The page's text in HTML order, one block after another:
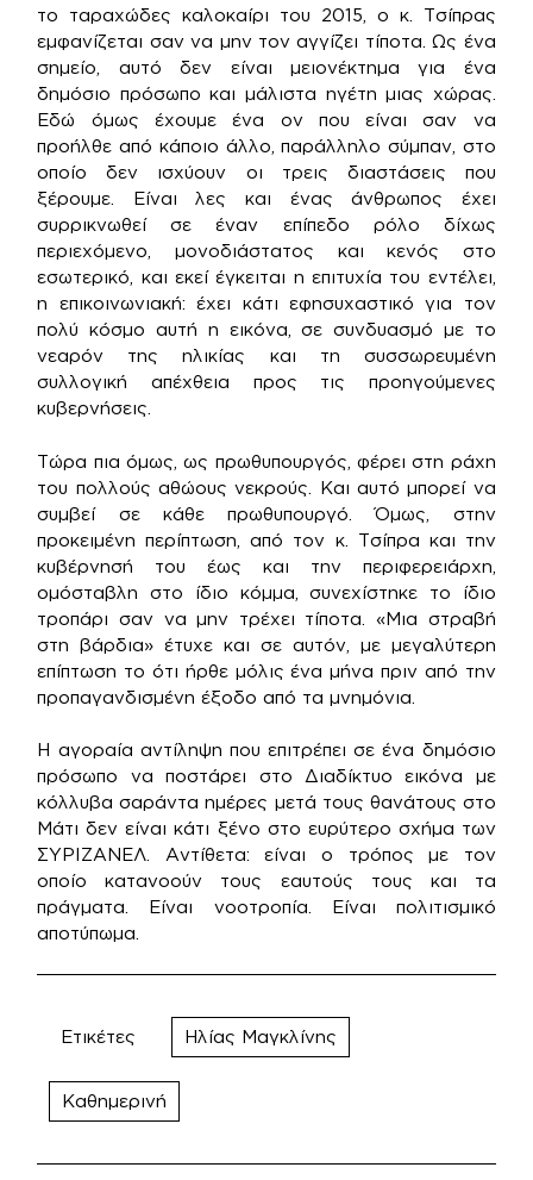
το ταραχώδες καλοκαίρι του 2015, ο κ. Τσίπρας
εμφανίζεται σαν να μην τον αγγίζει τίποτα. Ως ένα
σημείο, αυτό δεν είναι μειονέκτημα για ένα
δημόσιο πρόσωπο και μάλιστα ηγέτη μιας χώρας.
Εδώ όμως έχουμε ένα ον που είναι σαν να
προήλθε από κάποιο άλλο, παράλληλο σύμπαν, στο
οποίο δεν ισχύουν οι τρεις διαστάσεις που
ξέρουμε. Είναι λες και ένας άνθρωπος έχει
συρρικνωθεί σε έναν επίπεδο ρόλο δίχως
περιεχόμενο, μονοδιάστατος και κενός στο
εσωτερικό, και εκεί έγκειται η επιτυχία του εντέλει,
η επικοινωνιακή: έχει κάτι εφησυχαστικό για τον
πολύ κόσμο αυτή η εικόνα, σε συνδυασμό με το
νεαρόν της ηλικίας και τη συσσωρευμένη
συλλογική απέχθεια προς τις προηγούμενες
κυβερνήσεις.
Τώρα πια όμως, ως πρωθυπουργός, φέρει στη ράχη
του πολλούς αθώους νεκρούς. Και αυτό μπορεί να
συμβεί σε κάθε πρωθυπουργό. Όμως, στην
προκειμένη περίπτωση, από τον κ. Τσίπρα και την
κυβέρνησή του έως και την περιφερειάρχη,
ομόσταβλη στο ίδιο κόμμα, συνεχίστηκε το ίδιο
τροπάρι σαν να μην τρέχει τίποτα. «Μια στραβή
στη βάρδια» έτυχε και σε αυτόν, με μεγαλύτερη
επίπτωση το ότι ήρθε μόλις ένα μήνα πριν από την
προπαγανδισμένη έξοδο από τα μνημόνια.
Η αγοραία αντίληψη που επιτρέπει σε ένα δημόσιο
πρόσωπο να ποστάρει στο Διαδίκτυο εικόνα με
κόλλυβα σαράντα ημέρες μετά τους θανάτους στο
Μάτι δεν είναι κάτι ξένο στο ευρύτερο σχήμα των
ΣΥΡΙΖΑΝΕΛ. Αντίθετα: είναι ο τρόπος με τον
οποίο κατανοούν τους εαυτούς τους και τα
πράγματα. Είναι νοοτροπία. Είναι πολιτισμικό
αποτύπωμα.
Ετικέτες Ηλίας Μαγκλίνης
Καθημερινή